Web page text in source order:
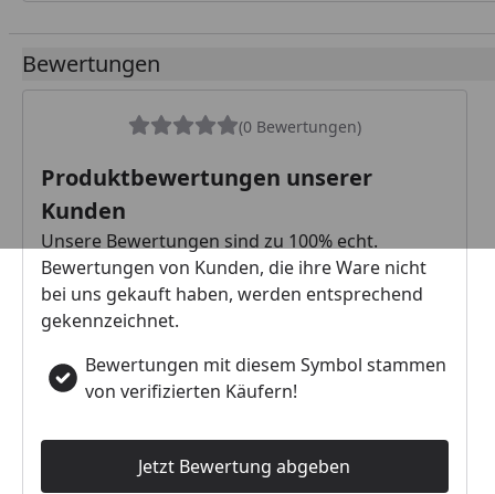
Bewertungen
(0 Bewertungen)
Produktbewertungen unserer
Kunden
Unsere Bewertungen sind zu 100% echt.
Bewertungen von Kunden, die ihre Ware nicht
bei uns gekauft haben, werden entsprechend
gekennzeichnet.
Bewertungen mit diesem Symbol stammen
von verifizierten Käufern!
Jetzt Bewertung abgeben